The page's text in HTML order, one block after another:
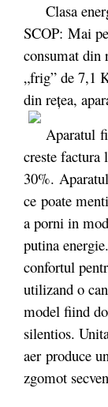
Clasa
SCOP: Mai
consumat din
„frig” de 7,1
din reţea,
Aparatul
creste
30%.
ce poate
a porni in
putina
confortul
utilizand o
model fiind
silentios.
aer produce
zgomot